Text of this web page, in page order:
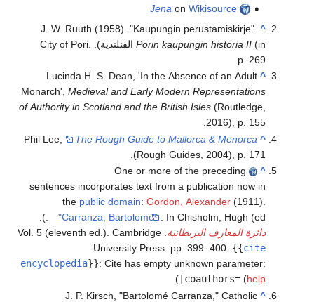
Jena on Wikisource
^
J. W. Ruuth (1958). "Kaupungin perustamiskirje".
Porin kaupungin historia II
(in الفنلندية). City of Pori.
p. 269.
^
Lucinda H. S. Dean, 'In the Absence of an Adult
Monarch',Medieval and Early Modern Representations
of Authority in Scotland and the British Isles (Routledge,
2016), p. 155.
^
Phil Lee,
The Rough Guide to Mallorca & Menorca
(Rough Guides, 2004), p. 171.
^
One or more of the preceding
sentences incorporates text from a publication now in
the public domain:Gordon, Alexander (1911).
"Carranza, Bartolomé". In Chisholm, Hugh (ed.).
دائرة المعارف البريطانية . Vol. 5 (eleventh ed.). Cambridge
University Press. pp. 399–400. {{cite
encyclopedia}}:Cite has empty unknown parameter:
|coauthors= (help
)
^
J. P. Kirsch, "Bartolomé Carranza," Catholic